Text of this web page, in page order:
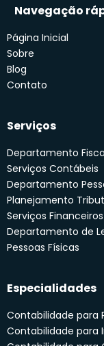
Navegação
Página Inicial
Sobre
Blog
Contato
Serviços
Departamento
Serviços Contábeis
Departamento
Planejamento
Serviços Financeiros
Departamento de
Pessoas Físicas
Especialidades
Contabilidade para
Contabilidade para